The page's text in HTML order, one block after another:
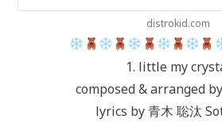
distrokid.com
1. little my
composed & arranged
lyrics by 青木 聡汰